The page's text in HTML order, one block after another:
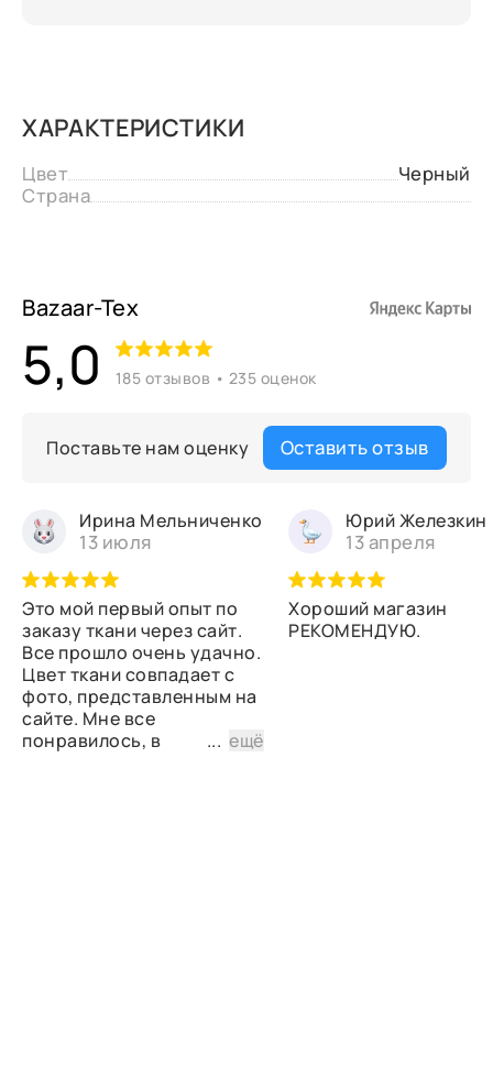
ХАРАКТЕРИСТИКИ
Цвет
Черный
Страна
Bazaar-Tex
5,0 185 отзывов • 235 оценок
Поставьте нам оценку Оставить отзыв
Ирина Мельниченко
13 июля
Это мой первый опыт по
заказу ткани через сайт.
Все прошло очень удачно.
Цвет ткани совпадает с
фото, представленным на
сайте. Мне все
понравилось, в
...ещё
Юрий Железкин
13 апреля
Хороший магазин
РЕКОМЕНДУЮ.